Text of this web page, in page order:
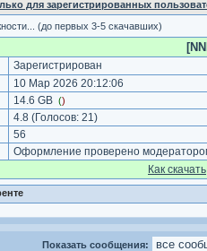
для зарегистрированных
(до первых 3-5 скачавших)
Зарегистрирован
10 Мар 2026 20:12:06
14.6 GB ()
4.8 (Голосов: 21)
56
Оформление проверено
Как cкачать
Показать сообщения: